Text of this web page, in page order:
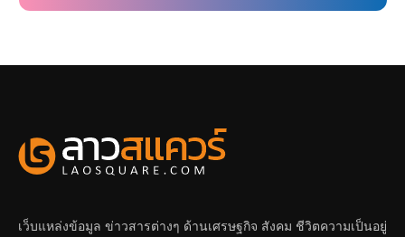
เว็บแหล่งข้อมูล ข่าวสารต่างๆ ด้านเศรษฐกิจ สังคม ชีวิตความเป็นอยู่